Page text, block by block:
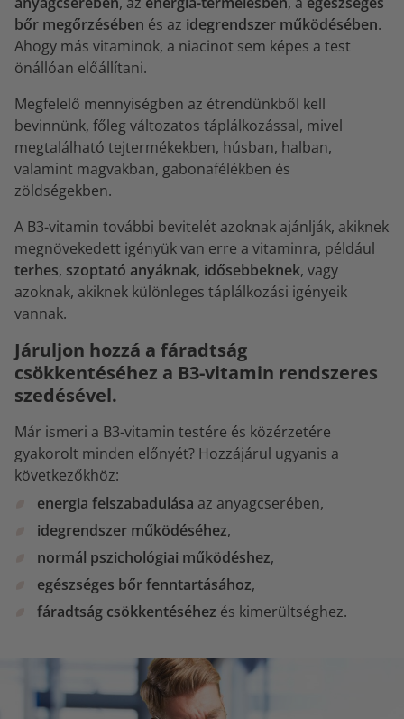
bőr megőrzésében és az idegrendszer működésében.
Ahogy más vitaminok, a niacinot sem képes a test
önállóan előállítani.
Megfelelő mennyiségben az étrendünkből kell
bevinnünk, főleg változatos táplálkozással, mivel
megtalálható tejtermékekben, húsban, halban,
valamint magvakban, gabonafélékben és
zöldségekben.
A B3-vitamin további bevitelét azoknak ajánlják, akiknek
megnövekedett igényük van erre a vitaminra, például
terhes, szoptató anyáknak, idősebbeknek, vagy
azoknak, akiknek különleges táplálkozási igényeik
vannak.
Járuljon hozzá a fáradtság
csökkentéséhez a B3-vitamin rendszeres
szedésével.
Már ismeri a B3-vitamin testére és közérzetére
gyakorolt minden előnyét? Hozzájárul ugyanis a
következőkhöz:
energia felszabadulása az anyagcserében,
idegrendszer működéséhez,
normál pszichológiai működéshez,
egészséges bőr fenntartásához,
fáradtság csökkentéséhez és kimerültséghez.